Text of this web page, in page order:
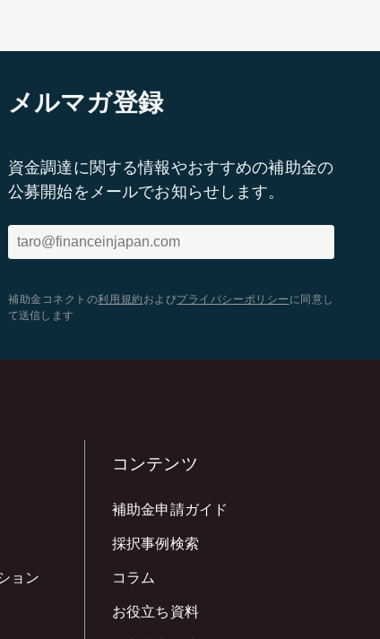
メルマガ登録
資金調達に関する情報やおすすめの補助金の
公募開始をメールでお知らせします。
補助金コネクトの利用規約 およびプライバシーポリシー に同意し
て送信します
ョン
コンテンツ
補助金申請ガイド
採択事例検索
コラム
お役立ち資料